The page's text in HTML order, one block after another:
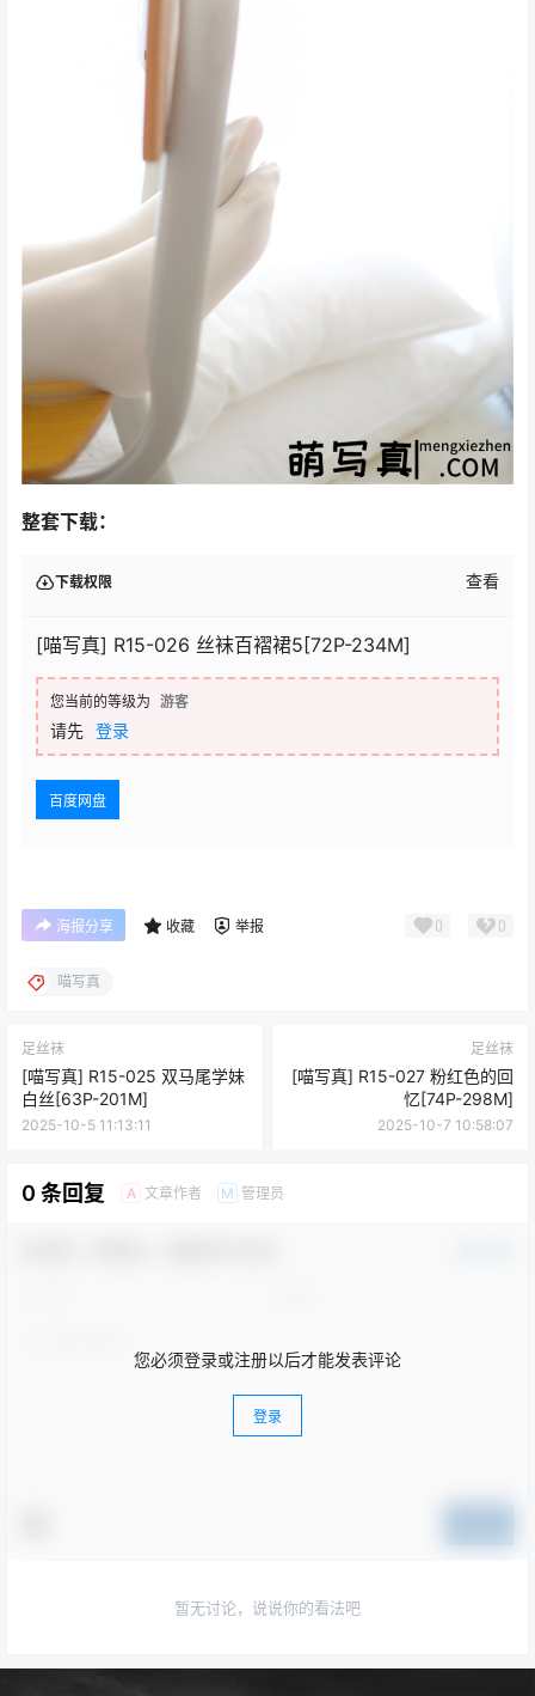
整套下载：
下载权限 查看
[喵写真] R15-026 丝袜百褶裙5[72P-234M]
您当前的等级为 游客
请先 登录
百度网盘
海报分享 收藏 举报 0 0
喵写真
足丝袜
[喵写真] R15-025 双马尾学妹
白丝[63P-201M]
2025-10-5 11:13:11
足丝袜
[喵写真] R15-027 粉红色的回
忆[74P-298M]
2025-10-7 10:58:07
0 条回复 A 文章作者 M 管理员
您必须登录或注册以后才能发表评论
登录
暂无讨论，说说你的看法吧